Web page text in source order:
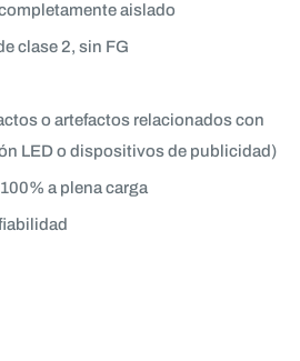
aislado
clase 2, sin FG
o artefactos relacionados con
LED o dispositivos de publicidad)
a plena carga